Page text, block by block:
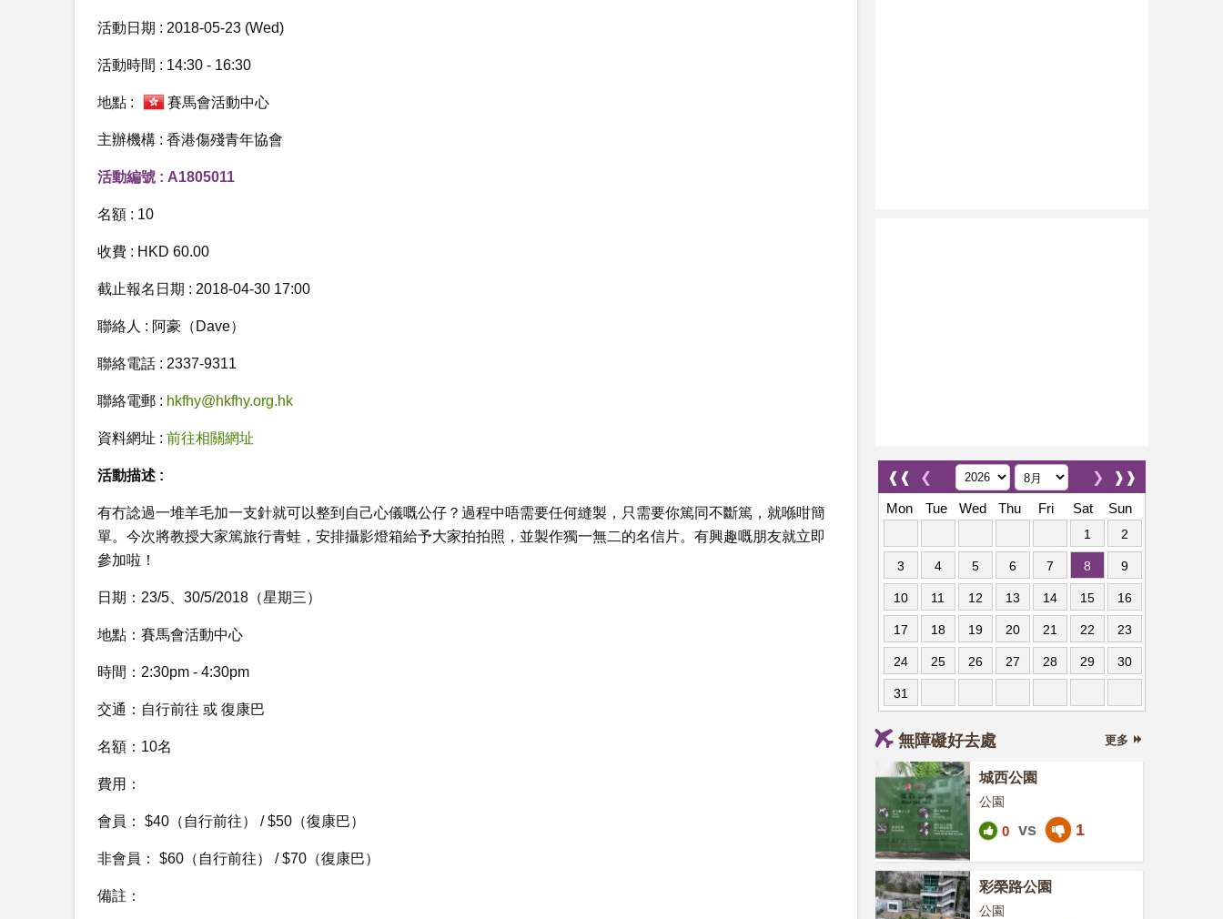
活動日期 : 2018-05-23 (Wed)
活動時間 : 14:30 - 16:30
地點 : 賽馬會活動中心
主辦機構 : 香港傷殘青年協會
活動編號 : A1805011
名額 : 10
收費 : HKD 60.00
截止報名日期 : 2018-04-30 17:00
聯絡人 : 阿豪（Dave）
聯絡電話 : 2337-9311
聯絡電郵 : hkfhy@hkfhy.org.hk
資料網址 : 前往相關網址
活動描述 :
有冇諗過一堆羊毛加一支針就可以整到自己心儀嘅公仔？過程中唔需要任何縫製，只需要你篤同不斷篤，就喺咁簡
單。今次將教授大家篤旅行青蛙，安排攝影燈箱給予大家拍拍照，並製作獨一無二的名信片。有興趣嘅朋友就立即
參加啦！
日期：23/5、30/5/2018（星期三）
地點：賽馬會活動中心
時間：2:30pm - 4:30pm
交通：自行前往 或 復康巴
名額：10名
費用：
會員： $40（自行前往） / $50（復康巴）
非會員： $60（自行前往） / $70（復康巴）
備註：
❰❰ ❮ ❱❱
❯
Mon
Tue Wed Thu Fri Sat Sun
1 2
3 4 5 6 7 8 9
10 11 12 13 14 15 16
17 18 19 20 21 22 23
24 25 26 27 28 29 30
31
無障礙好去處 更多
城西公園
公園
0 vs 1
彩榮路公園
公園